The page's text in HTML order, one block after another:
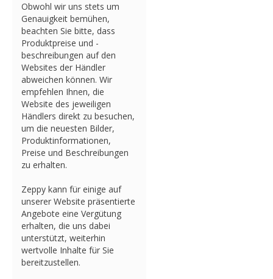
Obwohl wir uns stets um
Genauigkeit bemühen,
beachten Sie bitte, dass
Produktpreise und -
beschreibungen auf den
Websites der Händler
abweichen können. Wir
empfehlen Ihnen, die
Website des jeweiligen
Händlers direkt zu besuchen,
um die neuesten Bilder,
Produktinformationen,
Preise und Beschreibungen
zu erhalten.
Zeppy kann für einige auf
unserer Website präsentierte
Angebote eine Vergütung
erhalten, die uns dabei
unterstützt, weiterhin
wertvolle Inhalte für Sie
bereitzustellen.